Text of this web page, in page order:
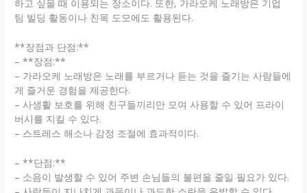
하고 싶을 때 이용되는 장소이다. 또한, 가라오케 노래방은 기업
팀 빌딩 활동이나 친목 도모에도 활용된다.
**장점과 단점:**
– **장점:**
– 가라오케 노래방은 노래를 부르거나 듣는 것을 즐기는 사람들에
게 즐거운 경험을 제공한다.
– 사생활 보호를 위해 친구들끼리만 모여 사용할 수 있어 프라이
버시를 지킬 수 있다.
– 스트레스 해소나 감정 조절에 효과적이다.
– **단점:**
– 소음이 발생할 수 있어 주변 손님들의 불편을 줄일 필요가 있다.